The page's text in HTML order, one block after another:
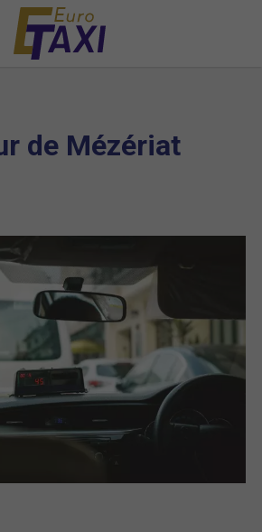
de Mézériat